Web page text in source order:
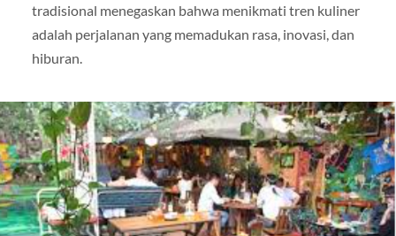
tradisional menegaskan bahwa menikmati tren kuliner
adalah perjalanan yang memadukan rasa, inovasi, dan
hiburan.